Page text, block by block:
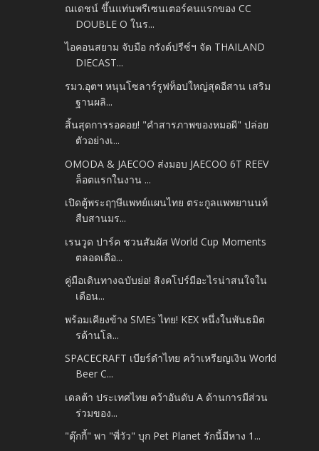
ณเดชน์ ขึ้นแท่นพรีเซนเตอร์คนแรกของ CC
DOUBLE O ในร...
ไอคอนสยาม จับมือ กรังด์ปรีซ์ฯ จัด THAILAND
DIECAST...
รมว.อุตฯ หนุนโซลาร์รูฟท็อปใหญ่สุดอีสาน เสริม
ฐานผลิ...
สิ้นสุดการรอคอย! "คำสารภาพของหมอผี" ปล่อย
ตัวอย่างเ...
OMODA & JAECOO ส่งมอบ JAECOO 6T REEV
ล็อตแรกในงาน ...
เปิดตู้พระฤๅษีแพทย์แผนไทย ตระกูลแพทยานนท์
สืบสานมร...
เรนวูด ปาร์ค ชวนสัมผัส World Cup Moments
ตลอดเดือ...
คู่มือเดินทางฉบับย่อ! สิงคโปร์มีอะไรน่าสนใจใน
เดือน...
พร้อมเคียงข้าง SMEs ไทย! KEX หนึ่งในพันธมิต
รด้านโล...
SPACECRAFT เบียร์ดำไทย คว้าเหรียญเงิน World
Beer C...
เดลต้า ประเทศไทย คว้าอันดับ A ด้านการมีส่วน
ร่วมของ...
"ตุ๊กกี้" พา "พี่วัว" บุก Pet Planet รักนี้มีหาง 1...